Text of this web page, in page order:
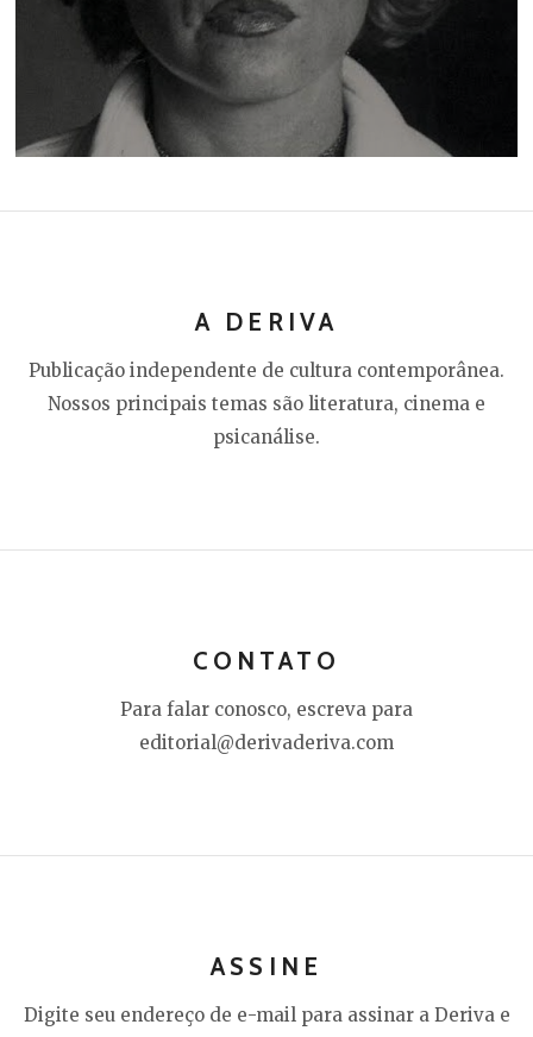
A DERIVA
Publicação independente de cultura contemporânea.
Nossos principais temas são literatura, cinema e
psicanálise.
CONTATO
Para falar conosco, escreva para
editorial@derivaderiva.com
ASSINE
Digite seu endereço de e-mail para assinar a Deriva e